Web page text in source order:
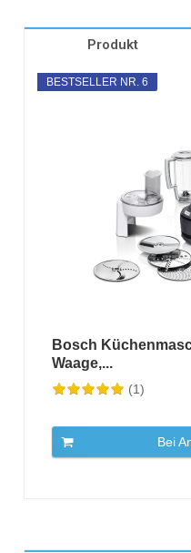
Produkt
BESTSELLER NR. 6
Bosch
Waage,...
(1)
Bei